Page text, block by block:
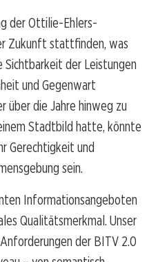
der Ottilie-Ehlers-
Zukunft stattfinden, was
der Leistungen
und Gegenwart
über die Jahre hinweg zu
Stadtbild hatte, könnte
Gerechtigkeit und
sein.
Informationsangeboten
Qualitätsmerkmal. Unser
der BITV 2.0